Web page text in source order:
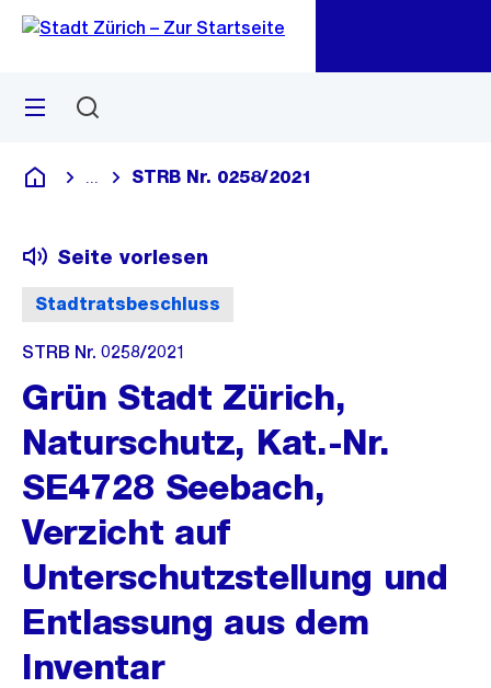
Navigation
Sprunglink
Menü
Deutsch
Blende alle Breadcrumbs ein
STRB Nr. 0258/2021
Stadtratsbeschluss
Seite vorlesen
STRB Nr. 0258/2021
Grün Stadt Zürich,
Naturschutz, Kat.-Nr.
SE4728 Seebach,
Verzicht auf
Unterschutzstellung und
Entlassung aus dem
Inventar